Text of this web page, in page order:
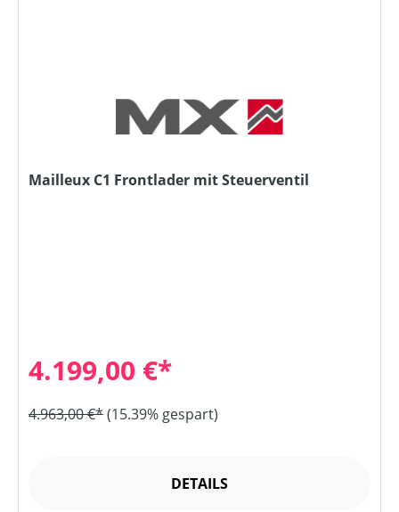
Mailleux C1 Frontlader mit Steuerventil
4.199,00 €*
4.963,00 €*(15.39% gespart)
DETAILS